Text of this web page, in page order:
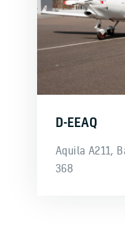
D-EEAQ
Aquila A211,
368